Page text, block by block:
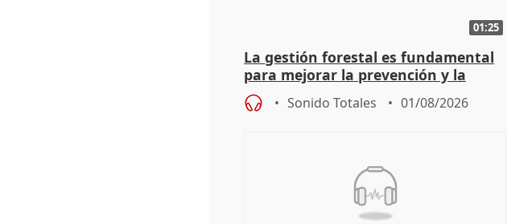
01:25
La gestión forestal es fundamental
para mejorar la prevención y la
actuación frente a incendios
Sonido Totales 01/08/2026